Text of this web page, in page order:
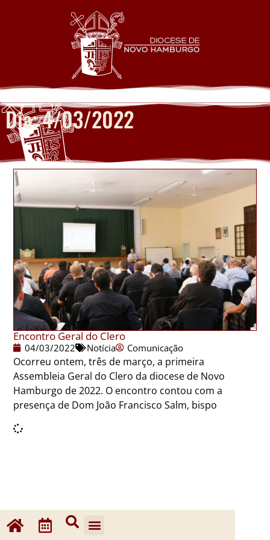
Dia: 4/03/2022
Encontro Geral do Clero
04/03/2022 Notícia Comunicação
Ocorreu ontem, três de março, a primeira
Assembleia Geral do Clero da diocese de Novo
Hamburgo de 2022. O encontro contou com a
presença de Dom João Francisco Salm, bispo